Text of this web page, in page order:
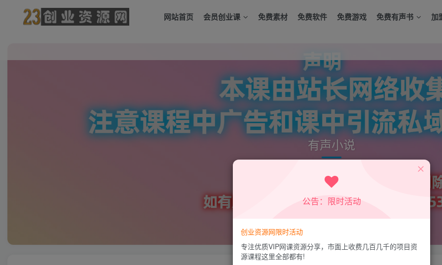
网站首页 会员创业课 免费素材 免费软件 免费游戏 免费有声书 加
有声小说
公告：限时活动
创业资源网限时活动
专注优质VIP网课资源分享，市面上收费几百几千的项目资
源课程这里全部都有!